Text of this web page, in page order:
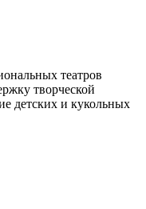
театров
творческой
детских и кукольных